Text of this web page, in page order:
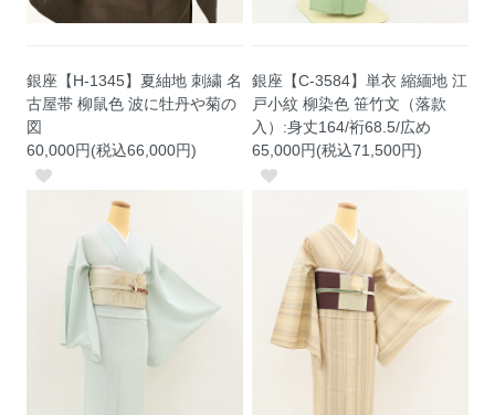
銀座【H-1345】夏紬地 刺繍 名
古屋帯 柳鼠色 波に牡丹や菊の
図
60,000円(税込66,000円)
銀座【C-3584】単衣 縮緬地 江
戸小紋 柳染色 笹竹文（落款
入）:身丈164/裄68.5/広め
65,000円(税込71,500円)